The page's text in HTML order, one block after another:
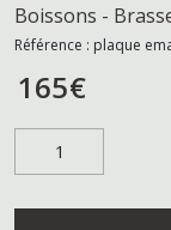
Boissons -
Référence : plaque
165€